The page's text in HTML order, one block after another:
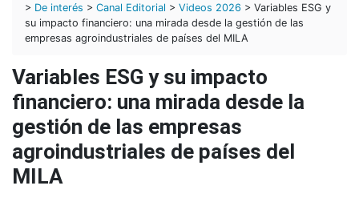
> De interés > Canal Editorial > Videos 2026 > Variables ESG y
su impacto financiero: una mirada desde la gestión de las
empresas agroindustriales de países del MILA
Variables ESG y su impacto
financiero: una mirada desde la
gestión de las empresas
agroindustriales de países del
MILA